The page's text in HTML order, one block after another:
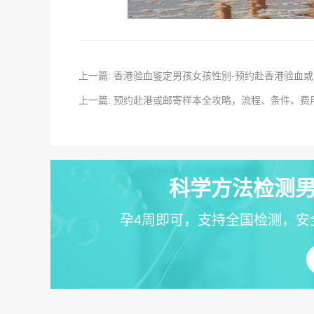
上一篇: 香港验血鉴定男孩女孩性别-预约赴香港验血
上一篇: 预约赴港或邮寄样本全攻略，流程、条件、费
科学方法检测
孕4周即可，支持全国检测，